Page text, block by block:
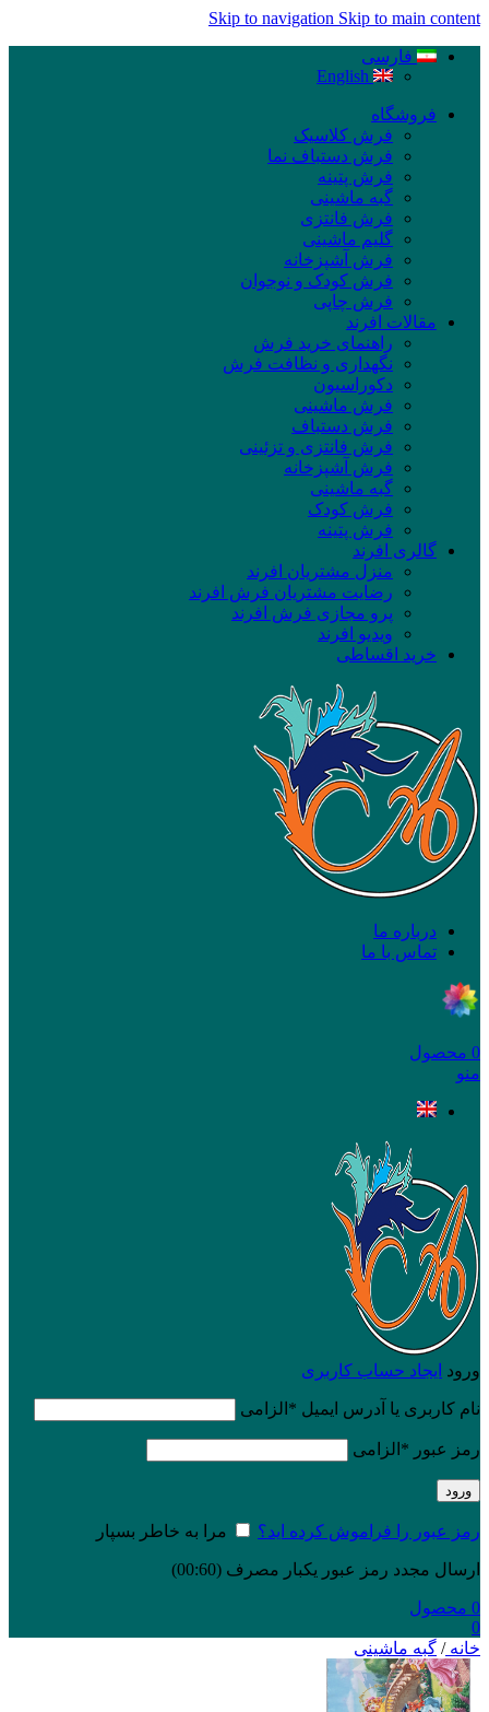
Skip to navigation Skip to main content
فارسی
English
فروشگاه
فرش کلاسیک
فرش دستباف نما
فرش پتینه
گبه ماشینی
فرش فانتزی
گلیم ماشینی
فرش آشپزخانه
فرش کودک و نوجوان
فرش چاپی
مقالات افرند
راهنمای خرید فرش
نگهداری و نظافت فرش
دکوراسیون
فرش ماشینی
فرش دستباف
فرش فانتزی و تزئینی
فرش آشپزخانه
گبه ماشینی
فرش کودک
فرش پتینه
گالری افرند
منزل مشتریان افرند
رضایت مشتریان فرش افرند
پرو مجازی فرش افرند
ویدیو افرند
خرید اقساطی
درباره ما
تماس با ما
0 محصول
منو
ورود ایجاد حساب کاربری
نام کاربری یا آدرس ایمیل * الزامی
رمز عبور * الزامی
ورود
رمز عبور را فراموش کرده اید؟ مرا به خاطر بسپار
ارسال مجدد رمز عبور یکبار مصرف (00:
60
)
0 محصول
0
خانه/ گبه ماشینی